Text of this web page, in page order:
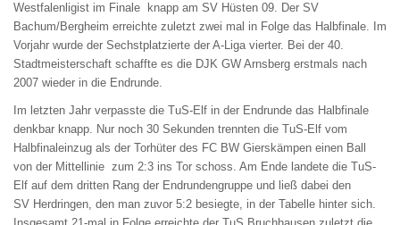
Westfalenligist im Finale knapp am SV Hüsten 09. Der SV
Bachum/Bergheim erreichte zuletzt zwei mal in Folge das Halbfinale. Im
Vorjahr wurde der Sechstplatzierte der A-Liga vierter. Bei der 40.
Stadtmeisterschaft schaffte es die DJK GW Arnsberg erstmals nach
2007 wieder in die Endrunde.
Im letzten Jahr verpasste die TuS-Elf in der Endrunde das Halbfinale
denkbar knapp. Nur noch 30 Sekunden trennten die TuS-Elf vom
Halbfinaleinzug als der Torhüter des FC BW Gierskämpen einen Ball
von der Mittellinie zum 2:3 ins Tor schoss. Am Ende landete die TuS-
Elf auf dem dritten Rang der Endrundengruppe und ließ dabei den
SV Herdringen, den man zuvor 5:2 besiegte, in der Tabelle hinter sich.